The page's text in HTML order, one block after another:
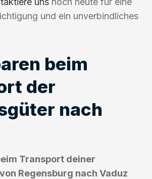
und ein unverbindliches
beim
der
nach
Transport deiner
Regensburg nach Vaduz